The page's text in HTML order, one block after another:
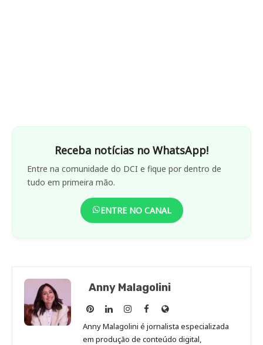
Receba notícias no WhatsApp!
Entre na comunidade do DCI e fique por dentro de
tudo em primeira mão.
ENTRE NO CANAL
Anny Malagolini
Anny
Malagolini
no
Anny
Malagolini
no
Anny
Malagolini
no
Anny
Malagolini
no
Site
de
Anny
Anny Malagolini é jornalista especializada
em produção de conteúdo digital,